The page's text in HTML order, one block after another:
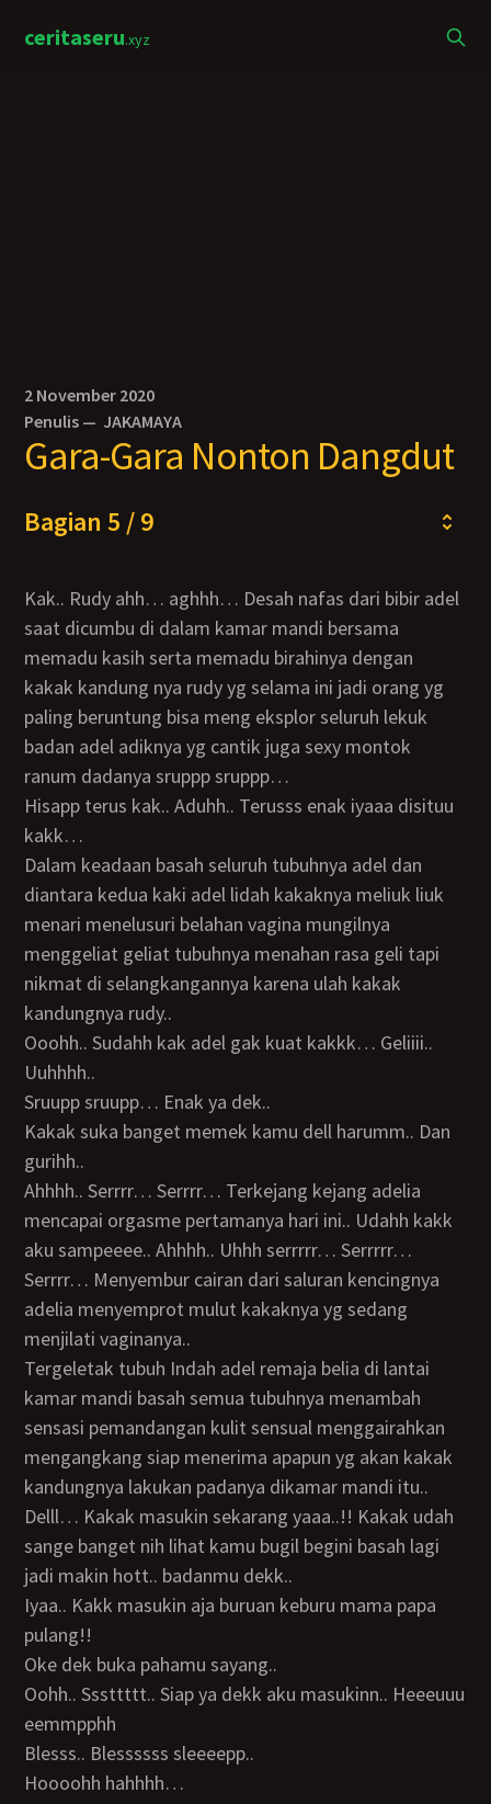
ceritaseru.xyz
2 November 2020
Penulis — JAKAMAYA
Gara-Gara Nonton Dangdut
Bagian 5 / 9
Kak.. Rudy ahh… aghhh… Desah nafas dari bibir adel
saat dicumbu di dalam kamar mandi bersama
memadu kasih serta memadu birahinya dengan
kakak kandung nya rudy yg selama ini jadi orang yg
paling beruntung bisa meng eksplor seluruh lekuk
badan adel adiknya yg cantik juga sexy montok
ranum dadanya sruppp sruppp…
Hisapp terus kak.. Aduhh.. Terusss enak iyaaa disituu
kakk…
Dalam keadaan basah seluruh tubuhnya adel dan
diantara kedua kaki adel lidah kakaknya meliuk liuk
menari menelusuri belahan vagina mungilnya
menggeliat geliat tubuhnya menahan rasa geli tapi
nikmat di selangkangannya karena ulah kakak
kandungnya rudy..
Ooohh.. Sudahh kak adel gak kuat kakkk… Geliiii..
Uuhhhh..
Sruupp sruupp… Enak ya dek..
Kakak suka banget memek kamu dell harumm.. Dan
gurihh..
Ahhhh.. Serrrr… Serrrr… Terkejang kejang adelia
mencapai orgasme pertamanya hari ini.. Udahh kakk
aku sampeeee.. Ahhhh.. Uhhh serrrrr… Serrrrr…
Serrrr… Menyembur cairan dari saluran kencingnya
adelia menyemprot mulut kakaknya yg sedang
menjilati vaginanya..
Tergeletak tubuh Indah adel remaja belia di lantai
kamar mandi basah semua tubuhnya menambah
sensasi pemandangan kulit sensual menggairahkan
mengangkang siap menerima apapun yg akan kakak
kandungnya lakukan padanya dikamar mandi itu..
Delll… Kakak masukin sekarang yaaa..!! Kakak udah
sange banget nih lihat kamu bugil begini basah lagi
jadi makin hott.. badanmu dekk..
Iyaa.. Kakk masukin aja buruan keburu mama papa
pulang!!
Oke dek buka pahamu sayang..
Oohh.. Sssttttt.. Siap ya dekk aku masukinn.. Heeeuuu
eemmpphh
Blesss.. Blessssss sleeeepp..
Hoooohh hahhhh…